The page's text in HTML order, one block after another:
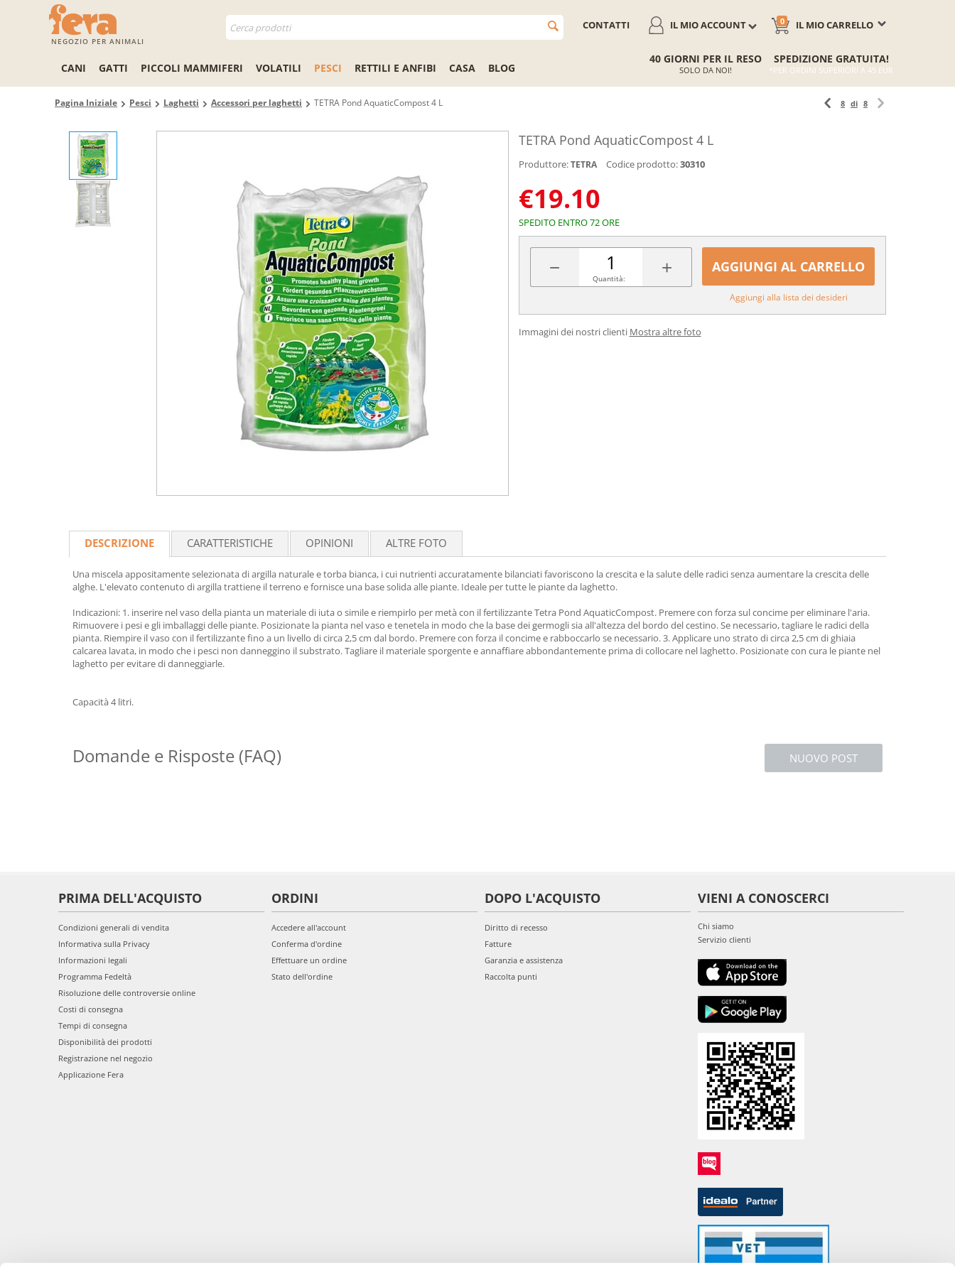
NEGOZIO PER ANIMALI
IL MIO CARRELLO
0
IL MIO ACCOUNT
CONTATTI
CANI GATTI PICCOLI MAMMIFERI VOLATILI PESCI RETTILI E ANFIBI CASA BLOG
40 GIORNI PER IL RESO
SOLO DA NOI!
SPEDIZIONE GRATUITA!
*PER ORDINI SUPERIORI A 45 EUR
Pagina Iniziale Pesci Laghetti Accessori per laghetti TETRA Pond AquaticCompost 4 L 8 di 8
TETRA Pond AquaticCompost 4 L
Produttore: TETRA Codice prodotto:30310
€19.10
SPEDITO ENTRO 72 ORE
− +
Quantità:
AGGIUNGI AL CARRELLO
Aggiungi alla lista dei desideri
Immagini dei nostri clienti Mostra altre foto
DESCRIZIONE CARATTERISTICHE OPINIONI ALTRE FOTO
Una miscela appositamente selezionata di argilla naturale e torba bianca, i cui nutrienti accuratamente bilanciati favoriscono la crescita e la salute delle radici senza aumentare la crescita delle
alghe. L'elevato contenuto di argilla trattiene il terreno e fornisce una base solida alle piante. Ideale per tutte le piante da laghetto.
Indicazioni: 1. inserire nel vaso della pianta un materiale di iuta o simile e riempirlo per metà con il fertilizzante Tetra Pond AquaticCompost. Premere con forza sul concime per eliminare l'aria.
Rimuovere i pesi e gli imballaggi delle piante. Posizionate la pianta nel vaso e tenetela in modo che la base dei germogli sia all'altezza del bordo del cestino. Se necessario, tagliare le radici della
pianta. Riempire il vaso con il fertilizzante fino a un livello di circa 2,5 cm dal bordo. Premere con forza il concime e rabboccarlo se necessario. 3. Applicare uno strato di circa 2,5 cm di ghiaia
calcarea lavata, in modo che i pesci non danneggino il substrato. Tagliare il materiale sporgente e annaffiare abbondantemente prima di collocare nel laghetto. Posizionate con cura le piante nel
laghetto per evitare di danneggiarle.
Capacità 4 litri.
NUOVO POST
Domande e Risposte (FAQ)
PRIMA DELL'ACQUISTO
Condizioni generali di vendita
Informativa sulla Privacy
Informazioni legali
Programma Fedeltà
Risoluzione delle controversie online
Costi di consegna
Tempi di consegna
Disponibilità dei prodotti
Registrazione nel negozio
Applicazione Fera
ORDINI
Accedere all'account
Conferma d'ordine
Effettuare un ordine
Stato dell'ordine
DOPO L'ACQUISTO
Diritto di recesso
Fatture
Garanzia e assistenza
Raccolta punti
VIENI A CONOSCERCI
Chi siamo
Servizio clienti